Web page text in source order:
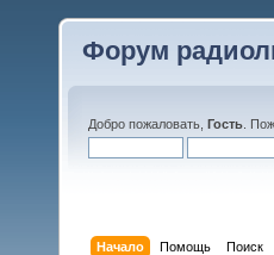
Форум
Добро пожаловать, Гость .
Начало Помощь Поиск